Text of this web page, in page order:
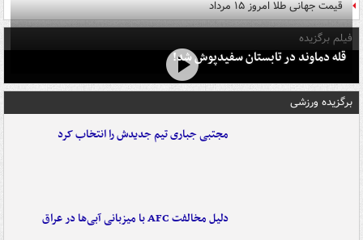
قیمت جهانی طلا امروز ۱۵ مرداد
فیلم برگزیده
قله دماوند در تابستان سفیدپوش شد!
برگزیده ورزشی
مجتبی جباری تیم جدیدش را انتخاب کرد
دلیل مخالفت AFC با میزبانی آبی‌ها در عراق